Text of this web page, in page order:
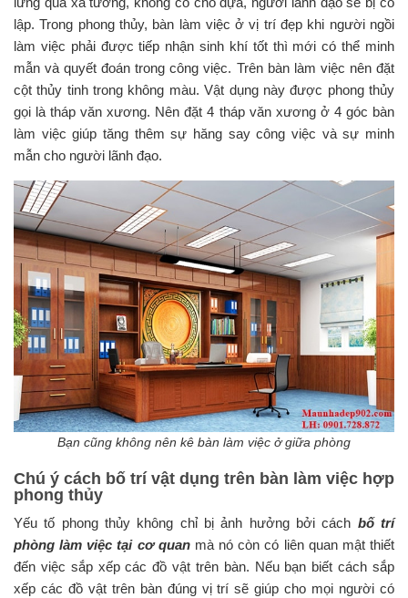
lập. Trong phong thủy, bàn làm việc ở vị trí đẹp khi người ngồi
làm việc phải được tiếp nhận sinh khí tốt thì mới có thể minh
mẫn và quyết đoán trong công việc. Trên bàn làm việc nên đặt
cột thủy tinh trong không màu. Vật dụng này được phong thủy
gọi là tháp văn xương. Nên đặt 4 tháp văn xương ở 4 góc bàn
làm việc giúp tăng thêm sự hăng say công việc và sự minh
mẫn cho người lãnh đạo.
Bạn cũng không nên kê bàn làm việc ở giữa phòng
Chú ý cách bố trí vật dụng trên bàn làm việc hợp
phong thủy
Yếu tố phong thủy không chỉ bị ảnh hưởng bởi cách bố trí
phòng làm việc tại cơ quan mà nó còn có liên quan mật thiết
đến việc sắp xếp các đồ vật trên bàn. Nếu bạn biết cách sắp
xếp các đồ vật trên bàn đúng vị trí sẽ giúp cho mọi người có